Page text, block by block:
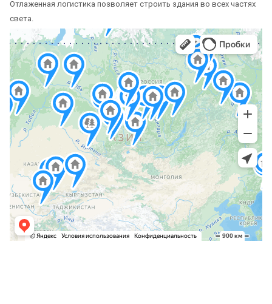
Отлаженная логистика позволяет строить здания во всех частях
света.